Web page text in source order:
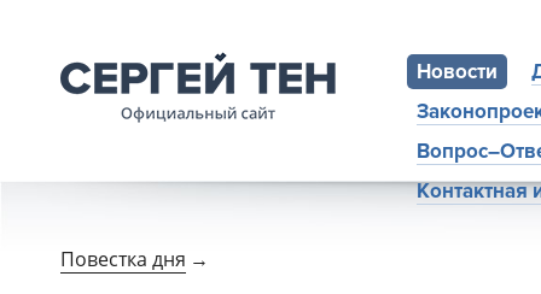
Новости
Повестка дня →